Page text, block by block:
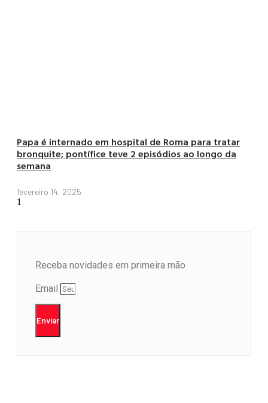
Papa é internado em hospital de Roma para tratar
bronquite; pontífice teve 2 episódios ao longo da
semana
fevereiro 14, 2025
Receba novidades em primeira mão
Email
Enviar